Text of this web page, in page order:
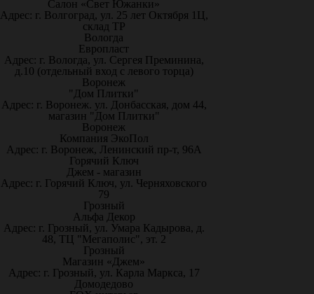
Салон «Свет Южанки»
Адрес: г. Волгоград, ул. 25 лет Октября 1Ц,
склад ТР
Вологда
Европласт
Адрес: г. Вологда, ул. Сергея Преминина,
д.10 (отдельный вход с левого торца)
Воронеж
"Дом Плитки"
Адрес: г. Воронеж. ул. Донбасская, дом 44,
магазин "Дом Плитки"
Воронеж
Компания ЭкоПол
Адрес: г. Воронеж, Ленинский пр-т, 96А
Горячий Ключ
Джем - магазин
Адрес: г. Горячий Ключ, ул. Черняховского
79
Грозный
Альфа Декор
Адрес: г. Грозный, ул. Умара Кадырова, д.
48, ТЦ "Мегаполис", эт. 2
Грозный
Магазин «Джем»
Адрес: г. Грозный, ул. Карла Маркса, 17
Домодедово